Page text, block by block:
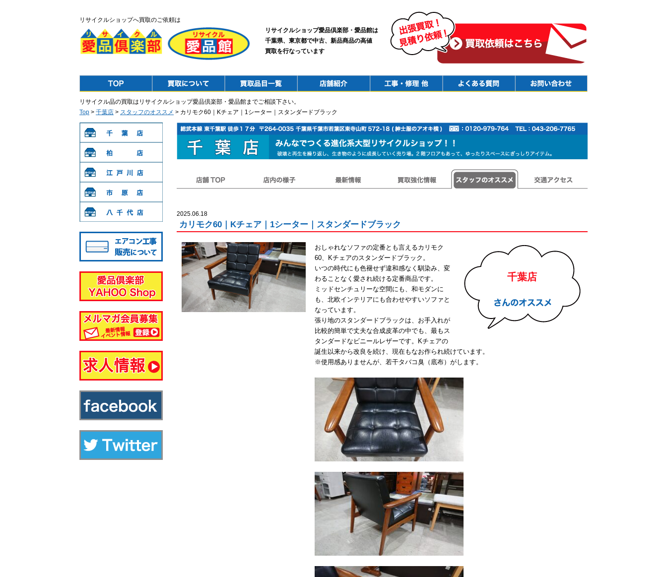
リサイクルショップへ買取のご依頼は
リサイクルショップ愛品倶楽部・愛品館は
千葉県、東京都で中古、新品商品の高値
買取を行なっています
リサイクル品の買取はリサイクルショップ愛品倶楽部・愛品館までご相談下さい。
Top > 千葉店 > スタッフのオススメ > カリモク60｜Kチェア｜1シーター｜スタンダードブラック
2025.06.18
カリモク60｜Kチェア｜1シーター｜スタンダードブラック
千葉店
おしゃれなソファの定番とも言えるカリモク
60、Kチェアのスタンダードブラック。
いつの時代にも色褪せず違和感なく馴染み、変
わることなく愛され続ける定番商品です。
ミッドセンチュリーな空間にも、和モダンに
も、北欧インテリアにも合わせやすいソファと
なっています。
張り地のスタンダードブラックは、お手入れが
比較的簡単で丈夫な合成皮革の中でも、最もス
タンダードなビニールレザーです。Kチェアの
誕生以来から改良を続け、現在もなお作られ続けています。
※使用感ありませんが、若干タバコ臭（底布）がします。